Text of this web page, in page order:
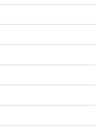
めに距離を詰めて自城を
意。
ればいけないときに停止
ふくろう博士に攻撃を届
く手早く処理していける